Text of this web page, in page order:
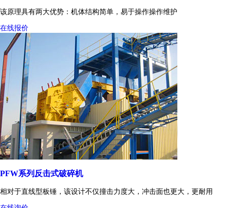
该原理具有两大优势：机体结构简单，易于操作操作维护
在线报价
PFW系列反击式破碎机
相对于直线型板锤，该设计不仅撞击力度大，冲击面也更大，更耐用